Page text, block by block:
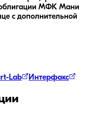
МФК Мани
с дополнительной
Lab Интерфакс